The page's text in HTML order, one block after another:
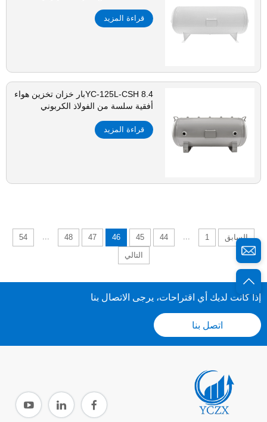
قراءة المزيد
YC-125L-CSH 8.4بار خزان تخزين هواء
أفقية سلسة من الفولاذ الكربوني
قراءة المزيد
السابق 1
...
44
45
46
47
48
...
54
التالي
إذا كانت لديك أي اقتراحات، يرجى الاتصال بنا
اتصل بنا